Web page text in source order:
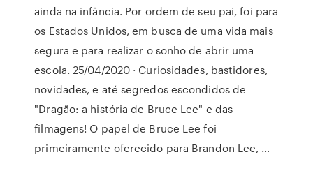
ainda na infância. Por ordem de seu pai, foi para
os Estados Unidos, em busca de uma vida mais
segura e para realizar o sonho de abrir uma
escola. 25/04/2020 · Curiosidades, bastidores,
novidades, e até segredos escondidos de
"Dragão: a história de Bruce Lee" e das
filmagens! O papel de Bruce Lee foi
primeiramente oferecido para Brandon Lee, …